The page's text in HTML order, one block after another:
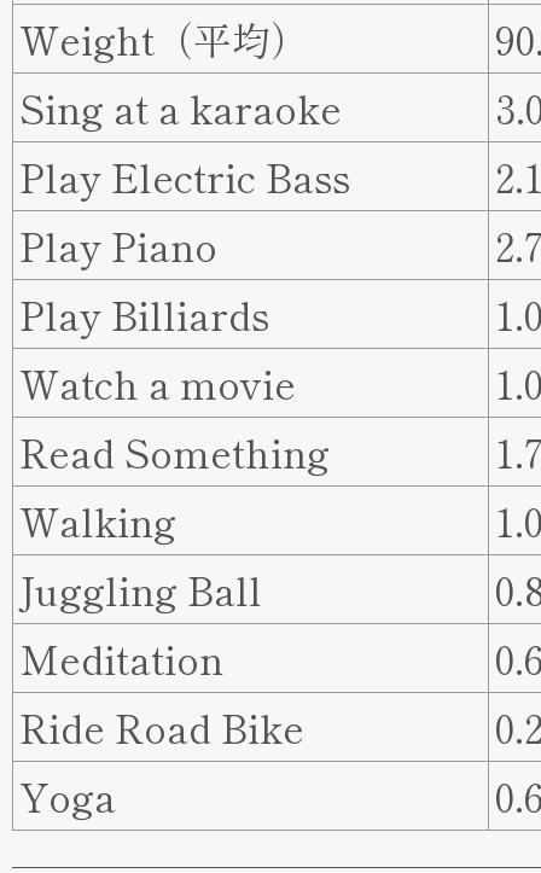
Weight（平均）
Sing at a karaoke
Play Electric Bass
Play Piano
Play Billiards
Watch a movie
Read Something
Walking
Juggling Ball
Meditation
Ride Road Bike
Yoga